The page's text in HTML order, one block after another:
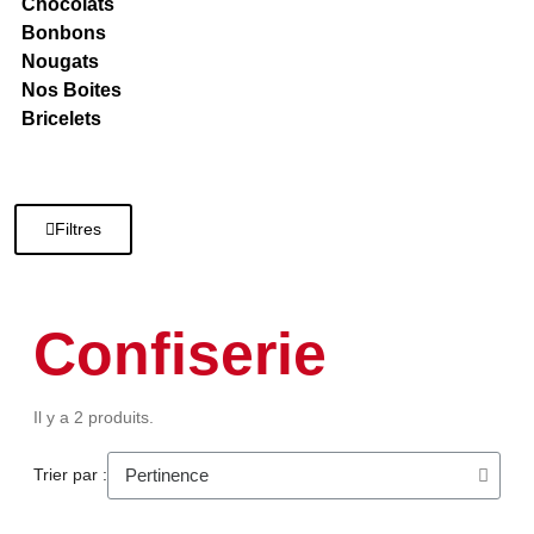
Bonbons
Nougats
Nos Boites
Bricelets
Filtres
Confiserie
Il y a 2 produits.
Trier par :